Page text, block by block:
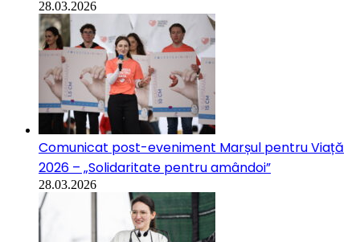
28.03.2026
Comunicat post-eveniment Marșul pentru Viață
2026 – „Solidaritate pentru amândoi”
28.03.2026